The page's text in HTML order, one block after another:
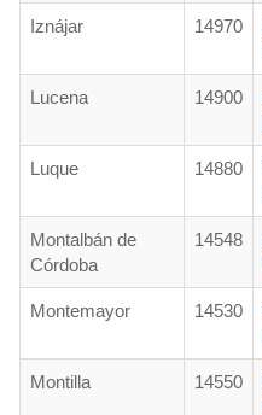
Iznájar 14970
Lucena 14900
Luque 14880
Montalbán de
Córdoba
14548
Montemayor 14530
Montilla 14550